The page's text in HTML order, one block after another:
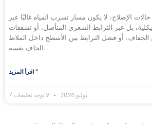
الإصلاح، لا يكون مسار تسرب المياه غالبًا عبر
بل عبر الترابط الشعري المتأصل، أو تشققات
الجفاف، أو فشل الترابط بين الأسطح داخل الملاط
الجاف نفسه.
اقرأ المزيد "
7 يوليو 2026 لا توجد تعليقات